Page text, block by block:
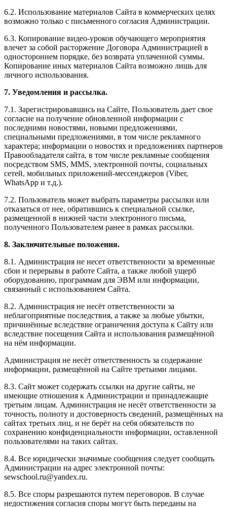
6.2. Использование материалов Сайта в коммерческих целях
возможно только с письменного согласия Администрации.
6.3. Копирование видео-уроков обучающего мероприятия
влечет за собой расторжение Договора Администрацией в
одностороннем порядке, без возврата уплаченной суммы.
Копирование иных материалов Сайта возможно лишь для
личного использования.
7. Уведомления и рассылка.
7.1. Зарегистрировавшись на Сайте, Пользователь дает свое
согласие на получение обновленной информации с
последними новостями, новыми предложениями,
специальными предложениями, в том числе рекламного
характера; информации о новостях и предложениях партнеров
Правообладателя сайта, в том числе рекламные сообщения
посредством SMS, MMS, электронной почты, социальных
сетей, мобильных приложений-мессенджеров (Viber,
WhatsApp и т.д.).
7.2. Пользователь может выбрать параметры рассылки или
отказаться от нее, обратившись к специальной ссылке,
размещенной в нижней части электронного письма,
полученного Пользователем ранее в рамках рассылки.
8. Заключительные положения.
8.1. Администрация не несет ответственности за временные
сбои и перерывы в работе Сайта, а также любой ущерб
оборудованию, программам для ЭВМ или информации,
связанный с использованием Сайта.
8.2. Администрация не несёт ответственности за
неблагоприятные последствия, а также за любые убытки,
причинённые вследствие ограничения доступа к Сайту или
вследствие посещения Сайта и использования размещённой
на нём информации.
Администрация не несёт ответственность за содержание
информации, размещённой на Сайте третьими лицами.
8.3. Сайт может содержать ссылки на другие сайты, не
имеющие отношения к Администрации и принадлежащие
третьим лицам. Администрация не несёт ответственности за
точность, полноту и достоверность сведений, размещённых на
сайтах третьих лиц, и не берёт на себя обязательств по
сохранению конфиденциальности информации, оставленной
пользователями на таких сайтах.
8.4. Все юридически значимые сообщения следует сообщать
Администрации на адрес электронной почты:
sewschool.ru@yandex.ru.
8.5. Все споры разрешаются путем переговоров. В случае
недостижения согласия споры могут быть переданы на